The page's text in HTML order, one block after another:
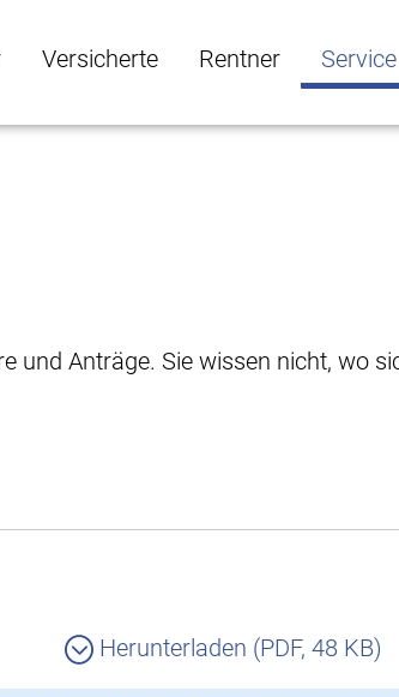
Versicherte Rentner Service
und Anträge. Sie wissen nicht, wo
Herunterladen (PDF, 48 KB)